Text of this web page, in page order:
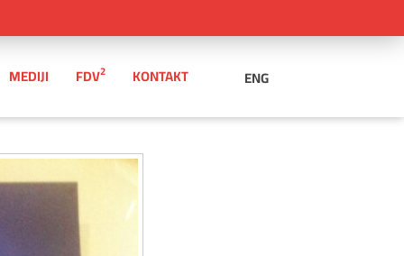
MEDIJI FDV2 KONTAKT ENG